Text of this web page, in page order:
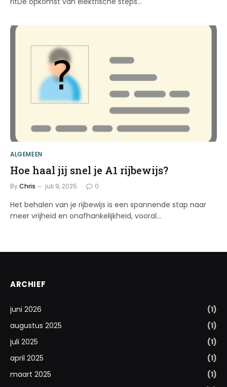
ALGEMEEN
Hoe haal jij snel je A1 rijbewijs?
ByChris juli 9, 2025 0
Het behalen van je rijbewijs is een spannende stap naar
meer vrijheid en onafhankelijkheid, vooral…
ARCHIEF
juni 2026
(1)
augustus 2025
(1)
juli 2025
(1)
april 2025
(1)
maart 2025
(1)